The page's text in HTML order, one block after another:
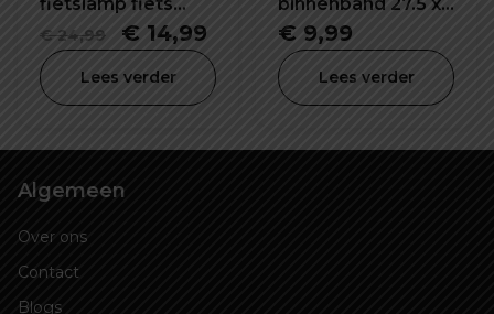
waarschuwing
veiligheid lamp
€24,99
Oorspronkelijke
prijs
was:
€ 14,99 Huidige
prijs
is:
Lees verder
1.95/2.15 inch SV-
32mm
€ 9,99
Lees verder
Algemeen
Over ons
Contact
Blogs